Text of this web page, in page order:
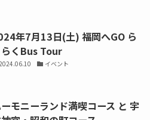
年7月13日(土) 福岡へGO ら
らくBus Tour
イベント
モニーランド満喫コース と 宇